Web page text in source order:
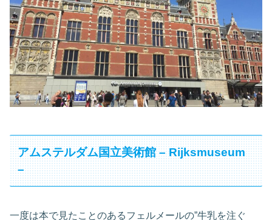
アムステルダム国立美術館 – Rijksmuseum
–
一度は本で見たことのあるフェルメールの”牛乳を注ぐ